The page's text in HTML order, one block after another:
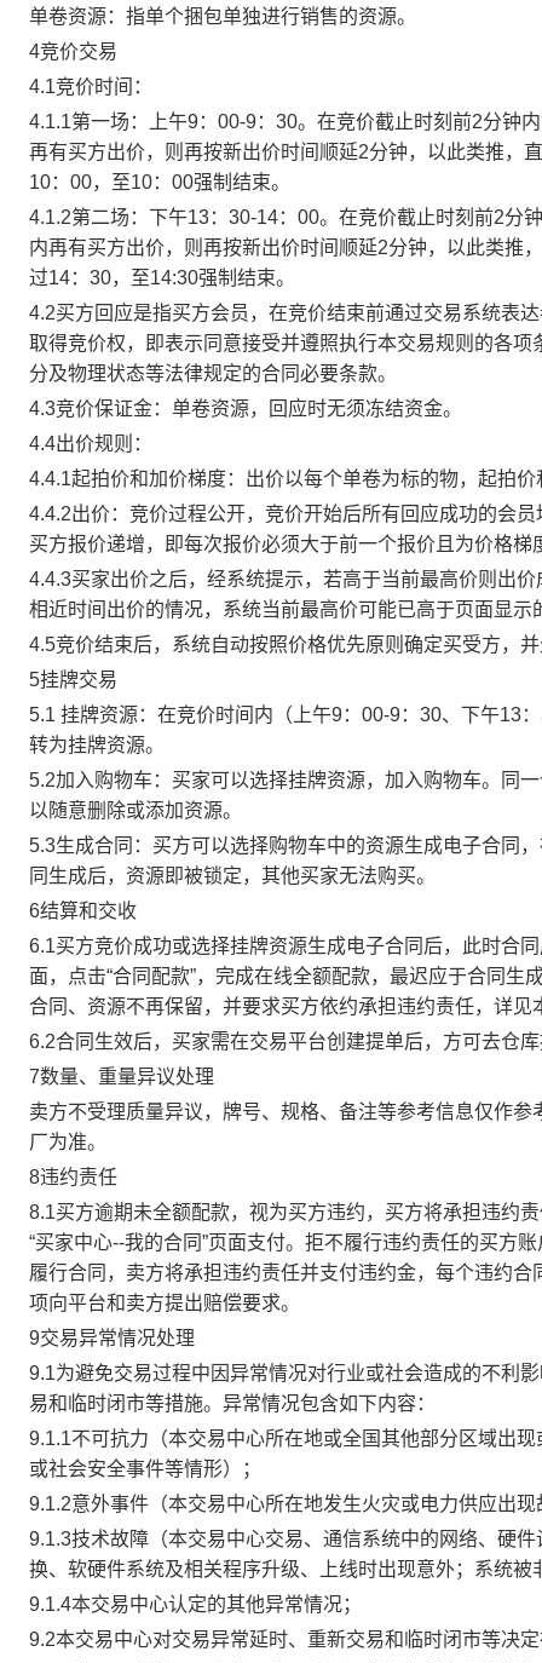
单卷资源：指单个捆包单独进行销售的资源。
4竞价交易
4.1竞价时间：
4.1.1第一场：上午9：00-9：30。在竞价截止时刻前2分钟
再有买方出价，则再按新出价时间顺延2分钟，以此类推，
10：00，至10：00强制结束。
4.1.2第二场：下午13：30-14：00。在竞价截止时刻前2分
内再有买方出价，则再按新出价时间顺延2分钟，以此类推
过14：30，至14:30强制结束。
4.2买方回应是指买方会员，在竞价结束前通过交易系统表
取得竞价权，即表示同意接受并遵照执行本交易规则的各
分及物理状态等法律规定的合同必要条款。
4.3竞价保证金：单卷资源，回应时无须冻结资金。
4.4出价规则：
4.4.1起拍价和加价梯度：出价以每个单卷为标的物，起拍
4.4.2出价：竞价过程公开，竞价开始后所有回应成功的会
买方报价递增，即每次报价必须大于前一个报价且为价格
4.4.3买家出价之后，经系统提示，若高于当前最高价则出
相近时间出价的情况，系统当前最高价可能已高于页面显示
4.5竞价结束后，系统自动按照价格优先原则确定买受方，
5挂牌交易
5.1 挂牌资源：在竞价时间内（上午9：00-9：30、下午13
转为挂牌资源。
5.2加入购物车：买家可以选择挂牌资源，加入购物车。同
以随意删除或添加资源。
5.3生成合同：买方可以选择购物车中的资源生成电子合同
同生成后，资源即被锁定，其他买家无法购买。
6结算和交收
6.1买方竞价成功或选择挂牌资源生成电子合同后，此时合
面，点击“合同配款”，完成在线全额配款，最迟应于合同
合同、资源不再保留，并要求买方依约承担违约责任，详见
6.2合同生效后，买家需在交易平台创建提单后，方可去仓
7数量、重量异议处理
卖方不受理质量异议，牌号、规格、备注等参考信息仅作
厂为准。
8违约责任
8.1买方逾期未全额配款，视为买方违约，买方将承担违约
“买家中心--我的合同”页面支付。拒不履行违约责任的买方
履行合同，卖方将承担违约责任并支付违约金，每个违约
项向平台和卖方提出赔偿要求。
9交易异常情况处理
9.1为避免交易过程中因异常情况对行业或社会造成的不利
易和临时闭市等措施。异常情况包含如下内容：
9.1.1不可抗力（本交易中心所在地或全国其他部分区域出
或社会安全事件等情形）；
9.1.2意外事件（本交易中心所在地发生火灾或电力供应出
9.1.3技术故障（本交易中心交易、通信系统中的网络、硬
换、软硬件系统及相关程序升级、上线时出现意外；系统
9.1.4本交易中心认定的其他异常情况；
9.2本交易中心对交易异常延时、重新交易和临时闭市等决